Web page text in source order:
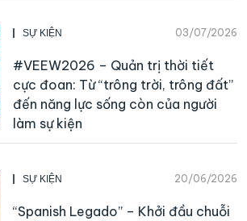
SỰ KIỆN 03/07/2026
#VEEW2026 – Quản trị thời tiết
cực đoan: Từ “trông trời, trông đất”
đến năng lực sống còn của người
làm sự kiện
SỰ KIỆN 20/06/2026
“Spanish Legado” – Khởi đầu chuỗi